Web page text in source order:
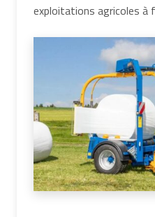
exploitations agricoles